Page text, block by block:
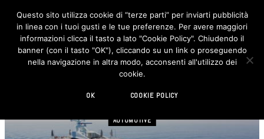
F
c
e
b
o
I
n
s
t
AUTOMOTIVE
Questo sito utilizza cookie di “terze parti” per inviarti pubblicità
in linea con i tuoi gusti e le tue preferenze. Per avere maggiori
informazioni clicca il tasto a lato "Cookie Policy". Chiudendo il
banner (con il tasto "OK"), cliccando su un link o proseguendo
nella navigazione in altra modo, acconsenti all'utilizzo dei
cookie.
OK COOKIE POLICY